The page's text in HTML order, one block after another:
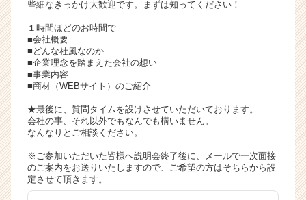
e
e
a
e
r）
些細なきっかけ大歓迎です。まずは知ってください！
１時間ほどのお時間で
■会社概要
■どんな社風なのか
■企業理念を踏まえた会社の想い
■事業内容
■商材（WEBサイト）のご紹介
★最後に、質問タイムを設けさせていただいております。
会社の事、それ以外でもなんでも構いません。
なんなりとご相談ください。
※ご参加いただいた皆様へ説明会終了後に、メールで一次面接
のご案内をお送りいたしますので、ご希望の方はそちらから設
定させて頂きます。